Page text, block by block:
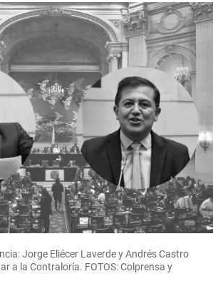
Jorge Eliécer Laverde y Andrés Castro
a la Contraloría. FOTOS: Colprensa y